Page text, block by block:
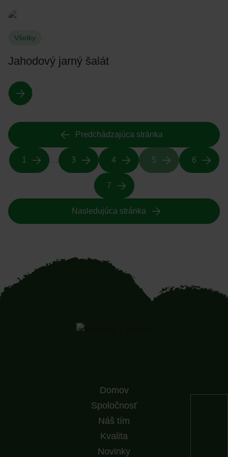
Všetky
Jahodový jarný šalát
Predchádzajúca stránka
1 … 3 4 5 6
7
Nasledujúca stránka
Domov
Spoločnosť
Náš tím
Kvalita
Novinky